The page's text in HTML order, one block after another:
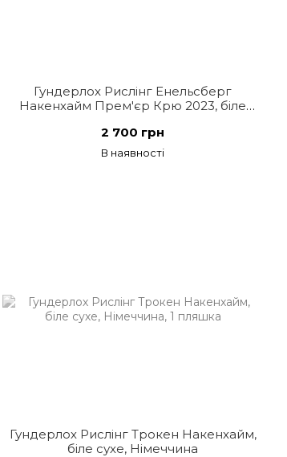
Гундерлох Рислінг Енельсберг
Накенхайм Прем'єр Крю 2023, біле
2 700 грн
В наявності
Гундерлох Рислінг Трокен Накенхайм,
біле сухе, Німеччина